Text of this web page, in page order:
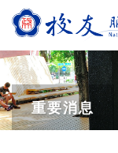
重要消息